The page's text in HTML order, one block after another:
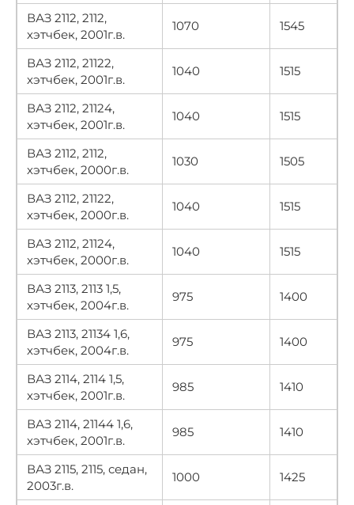
ВАЗ 2112, 2112,
хэтчбек, 2001г.в.
1070 1545
ВАЗ 2112, 21122,
хэтчбек, 2001г.в.
1040 1515
ВАЗ 2112, 21124,
хэтчбек, 2001г.в.
1040 1515
ВАЗ 2112, 2112,
хэтчбек, 2000г.в.
1030 1505
ВАЗ 2112, 21122,
хэтчбек, 2000г.в.
1040 1515
ВАЗ 2112, 21124,
хэтчбек, 2000г.в.
1040 1515
ВАЗ 2113, 2113 1,5,
хэтчбек, 2004г.в.
975 1400
ВАЗ 2113, 21134 1,6,
хэтчбек, 2004г.в.
975 1400
ВАЗ 2114, 2114 1,5,
хэтчбек, 2001г.в.
985 1410
ВАЗ 2114, 21144 1,6,
хэтчбек, 2001г.в.
985 1410
ВАЗ 2115, 2115, седан,
2003г.в.
1000 1425